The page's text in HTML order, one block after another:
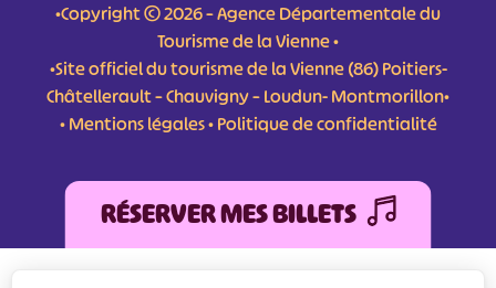
•Copyright © 2026 – Agence Départementale du
Tourisme de la Vienne •
•Site officiel du tourisme de la Vienne (86) Poitiers-
Châtellerault – Chauvigny – Loudun- Montmorillon•
•Mentions légales•Politique de confidentialité
RÉSERVER MES BILLETS